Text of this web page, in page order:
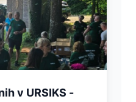
v URSIKS -